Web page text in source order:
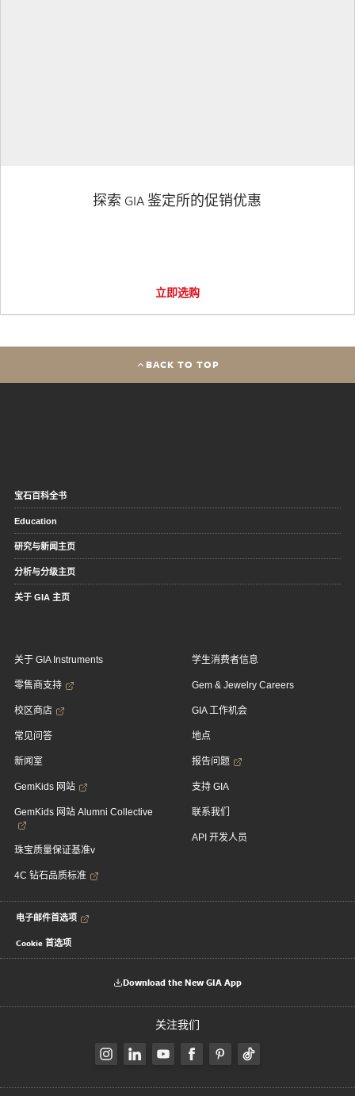
探索 GIA 鉴定所的促销优惠
立即选购
BACK TO TOP
宝石百科全书
Education
研究与新闻主页
分析与分级主页
关于 GIA 主页
关于 GIA Instruments
零售商支持
校区商店
常见问答
新闻室
GemKids 网站
GemKids 网站 Alumni Collective
珠宝质量保证基准v
4C 钻石品质标准
学生消费者信息
Gem & Jewelry Careers
GIA 工作机会
地点
报告问题
支持 GIA
联系我们
API 开发人员
电子邮件首选项
Cookie 首选项
Download the New GIA App
关注我们